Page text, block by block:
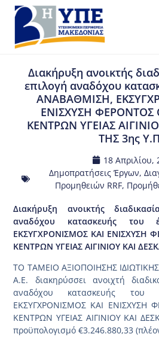
Διακήρυξη ανοικτής
επιλογή αναδόχου
ΑΝΑΒΑΘΜΙΣΗ,
ΕΝΙΣΧΥΣΗ
ΚΕΝΤΡΩΝ ΥΓΕΙΑΣ
ΤΗΣ 3ης
18 Απριλίου,
Δημοπρατήσεις Έργων,
Προμηθειών RRF,
Διακήρυξη ανοικτής
αναδόχου κατασκευής του
ΕΚΣΥΓΧΡΟΝΙΣΜΟΣ ΚΑΙ ΕΝΙΣΧΥΣΗ
ΚΕΝΤΡΩΝ ΥΓΕΙΑΣ ΑΙΓΙΝΙΟΥ ΚΑΙ
ΤΟ ΤΑΜΕΙΟ ΑΞΙΟΠΟΙΗΣΗΣ
Α.Ε. διακηρύσσει ανοιχτή
αναδόχου κατασκευής του
ΕΚΣΥΓΧΡΟΝΙΣΜΟΣ ΚΑΙ ΕΝΙΣΧΥΣΗ
ΚΕΝΤΡΩΝ ΥΓΕΙΑΣ ΑΙΓΙΝΙΟΥ ΚΑΙ
προϋπολογισμό €3.246.880,33